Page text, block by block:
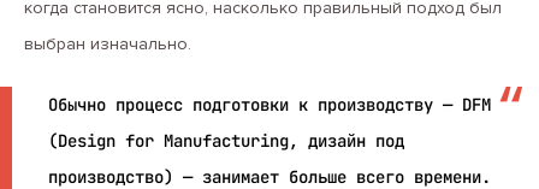
когда становится ясно, насколько правильный подход был
выбран изначально.
Обычно процесс подготовки к производству — DFM
(Design for Manufacturing, дизайн под
производство) — занимает больше всего времени.